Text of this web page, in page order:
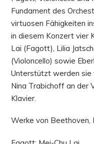
Fundament des
virtuosen Fähigkeiten
in diesem Konzert vier
Lai (Fagott), Lilia
(Violoncello) sowie
Unterstützt werden sie
Nina Trabichoff an der
Klavier.
Werke von Beethoven,